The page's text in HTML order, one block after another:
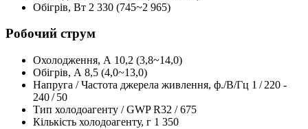
Обігрів, Вт 2 330 (745~2 965)
Робочий струм
Охолодження, А 10,2 (3,8~14,0)
Обігрів, А 8,5 (4,0~13,0)
Напруга / Частота джерела живлення, ф./В/Гц 1 / 220 -
240 / 50
Тип холодоагенту / GWPR32 / 675
Кількість холодоагенту, г 1 350